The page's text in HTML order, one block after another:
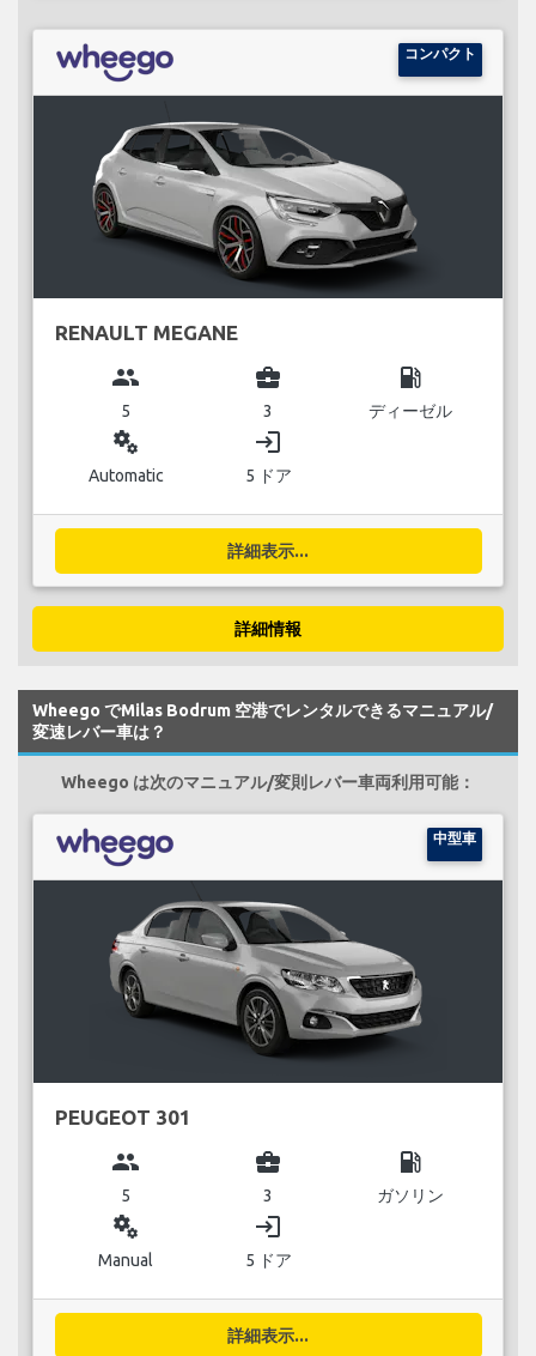
コンパクト
RENAULT MEGANE
group
5
business_center
3
local_gas_station
ディーゼル
miscellaneous_services
Automatic
login
5 ドア
詳細表示...
詳細情報
Wheego でMilas Bodrum 空港でレンタルできるマニュアル/
変速レバー車は？
Wheego は次のマニュアル/変則レバー車両利用可能：
中型車
PEUGEOT 301
group
5
business_center
3
local_gas_station
ガソリン
miscellaneous_services
Manual
login
5 ドア
詳細表示...